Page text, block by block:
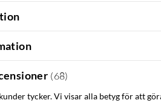
(68)
tycker. Vi visar alla betyg för att